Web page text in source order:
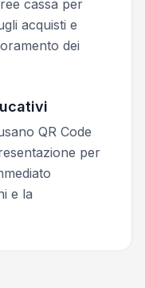
cassa per
acquisti e
dei
QR Code
per
e la